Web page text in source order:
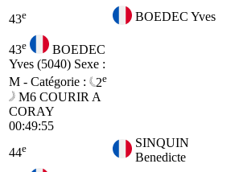
43e BOEDEC Yves
43e
BOEDEC
Yves (5040) Sexe :
M - Catégorie :
2e
M6 COURIR A
CORAY
00:49:55
44e
SINQUIN
Benedicte